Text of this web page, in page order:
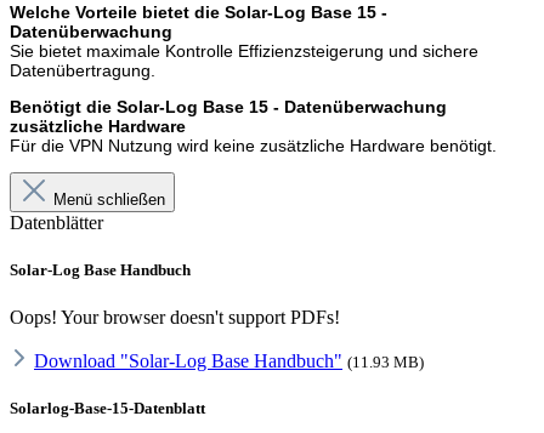
Welche Vorteile bietet die Solar-Log Base 15 -
Datenüberwachung
Sie bietet maximale Kontrolle Effizienzsteigerung und sichere
Datenübertragung.
Benötigt die Solar-Log Base 15 - Datenüberwachung
zusätzliche Hardware
Für die VPN Nutzung wird keine zusätzliche Hardware benötigt.
Menü schließen
Datenblätter
Solar-Log Base Handbuch
Oops! Your browser doesn't support PDFs!
Download "Solar-Log Base Handbuch" (11.93 MB)
Solarlog-Base-15-Datenblatt